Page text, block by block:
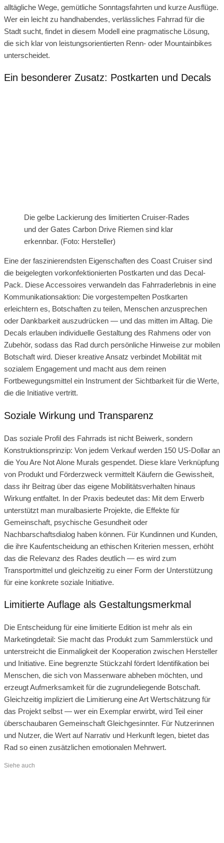
alltägliche Wege, gemütliche Sonntagsfahrten und kurze Ausflüge.
Wer ein leicht zu handhabendes, verlässliches Fahrrad für die
Stadt sucht, findet in diesem Modell eine pragmatische Lösung,
die sich klar von leistungsorientierten Renn- oder Mountainbikes
unterscheidet.
Ein besonderer Zusatz: Postkarten und Decals
Die gelbe Lackierung des limitierten Cruiser-Rades
und der Gates Carbon Drive Riemen sind klar
erkennbar. (Foto: Hersteller)
Eine der faszinierendsten Eigenschaften des Coast Cruiser sind
die beigelegten vorkonfektionierten Postkarten und das Decal-
Pack. Diese Accessoires verwandeln das Fahrraderlebnis in eine
Kommunikationsaktion: Die vorgestempelten Postkarten
erleichtern es, Botschaften zu teilen, Menschen anzusprechen
oder Dankbarkeit auszudrücken — und das mitten im Alltag. Die
Decals erlauben individuelle Gestaltung des Rahmens oder von
Zubehör, sodass das Rad durch persönliche Hinweise zur mobilen
Botschaft wird. Dieser kreative Ansatz verbindet Mobilität mit
sozialem Engagement und macht aus dem reinen
Fortbewegungsmittel ein Instrument der Sichtbarkeit für die Werte,
die die Initiative vertritt.
Soziale Wirkung und Transparenz
Das soziale Profil des Fahrrads ist nicht Beiwerk, sondern
Konstruktionsprinzip: Von jedem Verkauf werden 150 US‑Dollar an
die You Are Not Alone Murals gespendet. Diese klare Verknüpfung
von Produkt und Förderzweck vermittelt Käufern die Gewissheit,
dass ihr Beitrag über das eigene Mobilitätsverhalten hinaus
Wirkung entfaltet. In der Praxis bedeutet das: Mit dem Erwerb
unterstützt man muralbasierte Projekte, die Effekte für
Gemeinschaft, psychische Gesundheit oder
Nachbarschaftsdialog haben können. Für Kundinnen und Kunden,
die ihre Kaufentscheidung an ethischen Kriterien messen, erhöht
das die Relevanz des Rades deutlich — es wird zum
Transportmittel und gleichzeitig zu einer Form der Unterstützung
für eine konkrete soziale Initiative.
Limitierte Auflage als Gestaltungsmerkmal
Die Entscheidung für eine limitierte Edition ist mehr als ein
Marketingdetail: Sie macht das Produkt zum Sammlerstück und
unterstreicht die Einmaligkeit der Kooperation zwischen Hersteller
und Initiative. Eine begrenzte Stückzahl fördert Identifikation bei
Menschen, die sich von Massenware abheben möchten, und
erzeugt Aufmerksamkeit für die zugrundeliegende Botschaft.
Gleichzeitig impliziert die Limitierung eine Art Wertschätzung für
das Projekt selbst — wer ein Exemplar erwirbt, wird Teil einer
überschaubaren Gemeinschaft Gleichgesinnter. Für Nutzerinnen
und Nutzer, die Wert auf Narrativ und Herkunft legen, bietet das
Rad so einen zusätzlichen emotionalen Mehrwert.
Siehe auch